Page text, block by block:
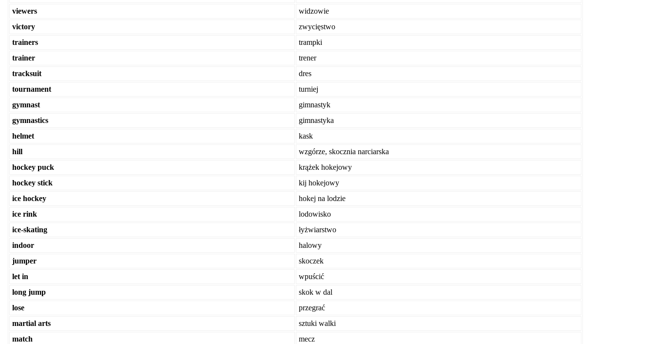
viewers
widzowie
victory
zwycięstwo
trainers
trampki
trainer
trener
tracksuit
dres
tournament
turniej
gymnast
gimnastyk
gymnastics
gimnastyka
helmet
kask
hill
wzgórze, skocznia narciarska
hockey puck
krążek hokejowy
hockey stick
kij hokejowy
ice hockey
hokej na lodzie
ice rink
lodowisko
ice-skating
łyżwiarstwo
indoor
halowy
jumper
skoczek
let in
wpuścić
long jump
skok w dal
lose
przegrać
martial arts
sztuki walki
match
mecz